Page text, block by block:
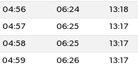
04:56 06:24 13:18
04:57 06:25 13:17
04:58 06:25 13:17
04:59 06:26 13:17